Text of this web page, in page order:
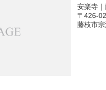
安楽寺
〒426-
藤枝市